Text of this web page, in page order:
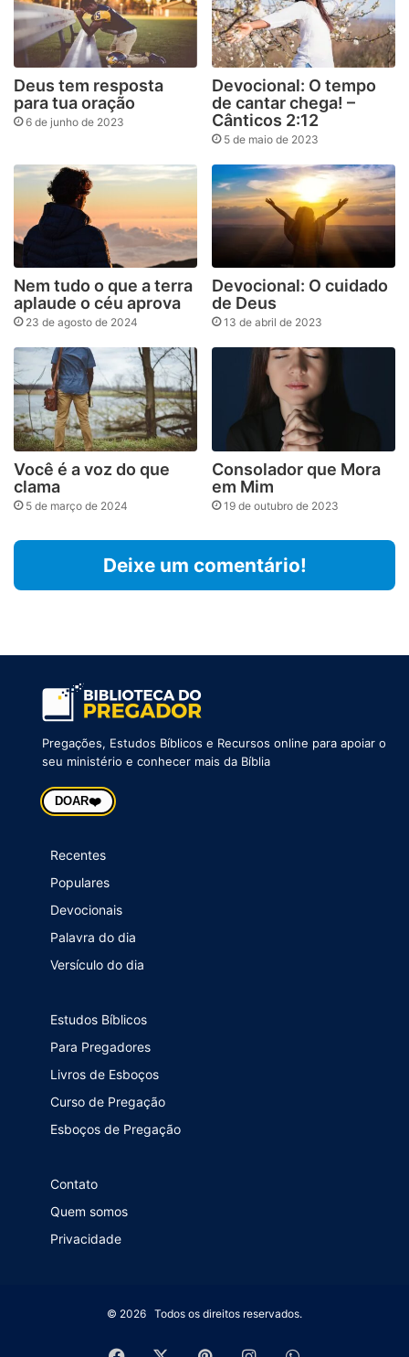
Deus tem resposta
para tua oração
6 de junho de 2023
Devocional: O tempo
de cantar chega! –
Cânticos 2:12
5 de maio de 2023
Nem tudo o que a terra
aplaude o céu aprova
23 de agosto de 2024
Devocional: O cuidado
de Deus
13 de abril de 2023
Você é a voz do que
clama
5 de março de 2024
Consolador que Mora
em Mim
19 de outubro de 2023
Deixe um comentário!
Pregações, Estudos Bíblicos e Recursos online para apoiar o
seu ministério e conhecer mais da Bíblia
DOAR❤️
Recentes
Populares
Devocionais
Palavra do dia
Versículo do dia
Estudos Bíblicos
Para Pregadores
Livros de Esboços
Curso de Pregação
Esboços de Pregação
Contato
Quem somos
Privacidade
© 2026 Todos os direitos reservados.